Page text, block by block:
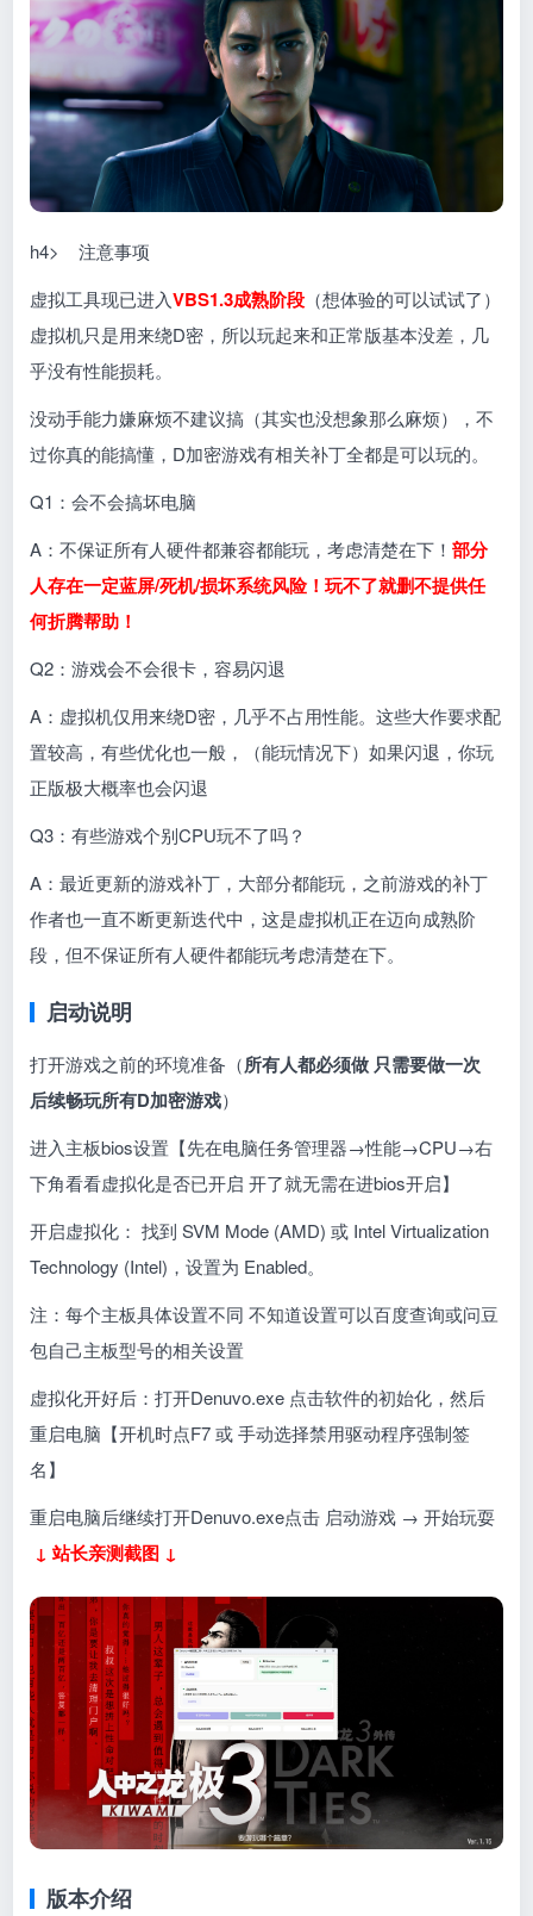
h4> 注意事项
虚拟工具现已进入VBS1.3成熟阶段 （想体验的可以试试了）
虚拟机只是用来绕D密，所以玩起来和正常版基本没差，几
乎没有性能损耗。
没动手能力嫌麻烦不建议搞（其实也没想象那么麻烦），不
过你真的能搞懂，D加密游戏有相关补丁全都是可以玩的。
Q1：会不会搞坏电脑
A：不保证所有人硬件都兼容都能玩，考虑清楚在下！部分
人存在一定蓝屏/死机/损坏系统风险！玩不了就删不提供任
何折腾帮助！
Q2：游戏会不会很卡，容易闪退
A：虚拟机仅用来绕D密，几乎不占用性能。这些大作要求配
置较高，有些优化也一般，（能玩情况下）如果闪退，你玩
正版极大概率也会闪退
Q3：有些游戏个别CPU玩不了吗？
A：最近更新的游戏补丁，大部分都能玩，之前游戏的补丁
作者也一直不断更新迭代中，这是虚拟机正在迈向成熟阶
段，但不保证所有人硬件都能玩考虑清楚在下。
启动说明
打开游戏之前的环境准备（所有人都必须做 只需要做一次
后续畅玩所有D加密游戏）
进入主板bios设置【先在电脑任务管理器→性能→CPU→右
下角看看虚拟化是否已开启 开了就无需在进bios开启】
开启虚拟化： 找到 SVM Mode (AMD) 或 Intel Virtualization
Technology (Intel)，设置为 Enabled。
注：每个主板具体设置不同 不知道设置可以百度查询或问豆
包自己主板型号的相关设置
虚拟化开好后：打开Denuvo.exe 点击软件的初始化，然后
重启电脑【开机时点F7 或 手动选择禁用驱动程序强制签
名】
重启电脑后继续打开Denuvo.exe点击 启动游戏 → 开始玩耍
↓ 站长亲测截图 ↓
版本介绍